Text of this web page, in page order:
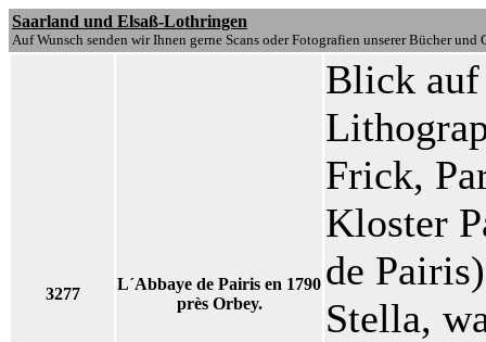
Saarland und Elsaß-Lothringen
Auf Wunsch senden wir Ihnen gerne Scans oder Fotografien unserer Bücher und
3277
L´Abbaye de Pairis en 1790
près Orbey.
Blick auf
Frick,
Kloster
de
Stella,